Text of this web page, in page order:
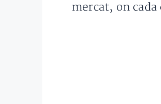
mercat, on